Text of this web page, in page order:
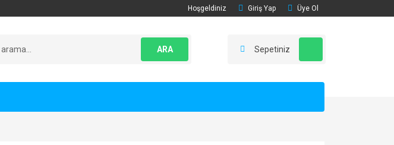
Hoşgeldiniz Giriş Yap Üye Ol
ARA Sepetiniz